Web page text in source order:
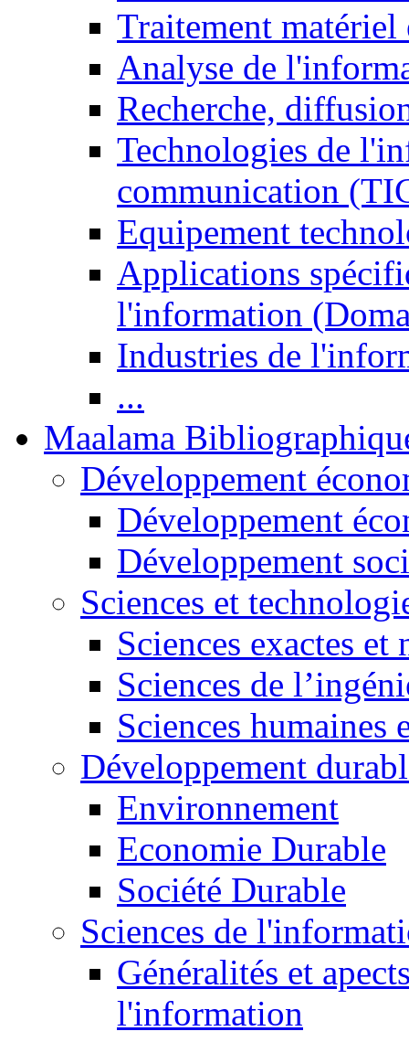
Traitement matériel
Analyse de
Recherche,
Technologies de
communication
Equipement
Applications
l'information
Industries de
...
Maalama
Développement
Développement
Développement
Sciences et
Sciences exactes et
Sciences de
Sciences humaines
Développement
Environnement
Economie Durable
Société Durable
Sciences de
Généralités et
l'information